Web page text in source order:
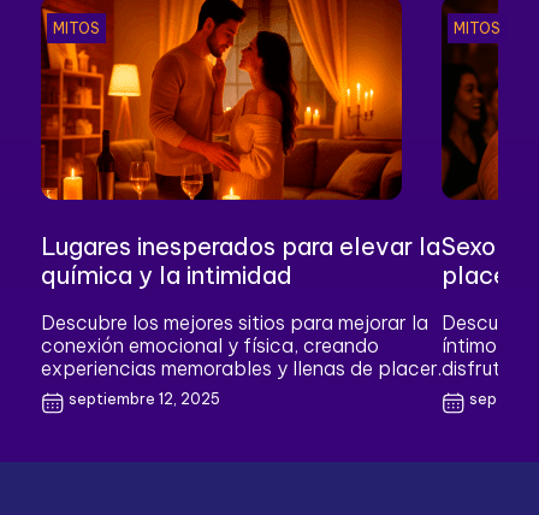
MITOS
Lugares inesperados para elevar la
química y la intimidad
Descubre los mejores sitios para mejorar la
conexión emocional y física, creando
experiencias memorables y llenas de placer.
septiembre 12, 2025
MITOS
Sexo
placer
Descubre
íntimo,
disfrutar